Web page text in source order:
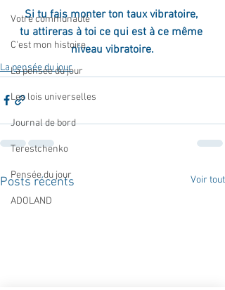
Votre communauté
C'est mon histoire
La pensée du jour
Les lois universelles
Journal de bord
Terestchenko
Pensée du jour
ADOLAND
Si tu fais monter ton taux vibratoire,
tu attireras à toi ce qui est à ce même
niveau vibratoire.
La pensée du jour
Posts récents Voir tout